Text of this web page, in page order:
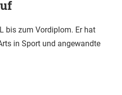
bis zum Vordiplom. Er hat
in Sport und angewandte